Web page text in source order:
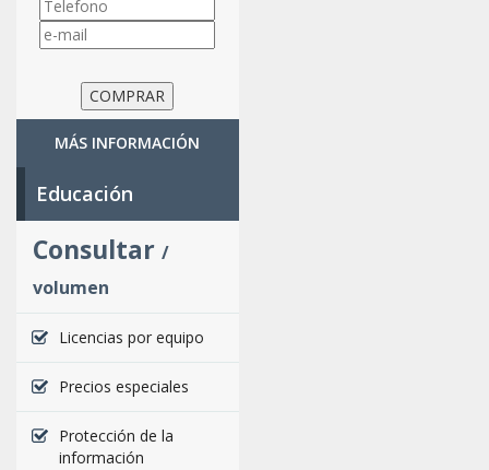
MÁS INFORMACIÓN
Educación
Consultar /
volumen
Licencias por equipo
Precios especiales
Protección de la
información